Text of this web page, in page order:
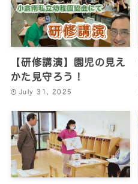
【研修講演】園児の見え
かた見守ろう！
July 31, 2025